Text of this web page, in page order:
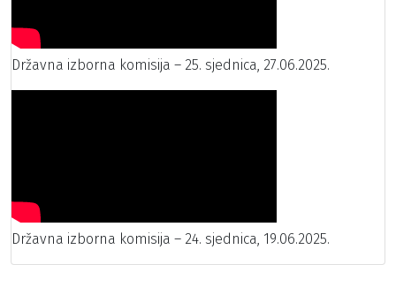
Državna izborna komisija – 25. sjednica, 27.06.2025.
Državna izborna komisija – 24. sjednica, 19.06.2025.